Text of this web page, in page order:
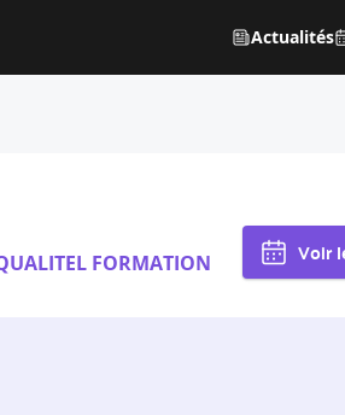
Actualités
FORMATION Voir